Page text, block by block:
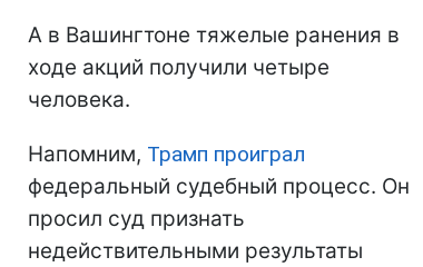
А в Вашингтоне тяжелые ранения в
ходе акций получили четыре
человека.
Напомним, Трамп проиграл
федеральный судебный процесс. Он
просил суд признать
недействительными результаты